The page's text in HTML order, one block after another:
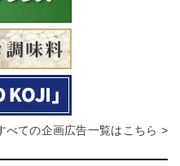
べての企画広告一覧はこちら >